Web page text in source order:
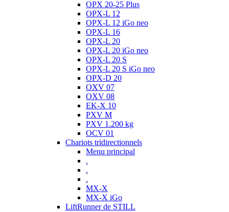
OPX 20-25 Plus
OPX-L 12
OPX-L 12 iGo neo
OPX-L 16
OPX-L 20
OPX-L 20 iGo neo
OPX-L 20 S
OPX-L 20 S iGo neo
OPX-D 20
OXV 07
OXV 08
EK-X 10
PXV M
PXV 1.200 kg
OCV 01
Chariots tridirectionnels
Menu principal
.
.
.
MX-X
MX-X iGo
LiftRunner de STILL